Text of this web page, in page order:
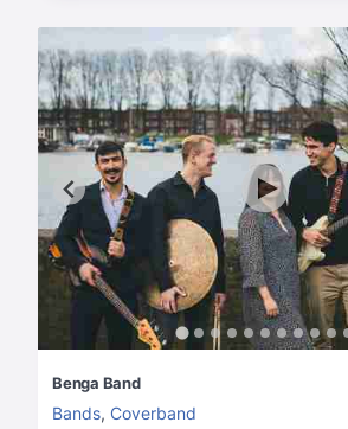
Benga Band
Bands, Coverband